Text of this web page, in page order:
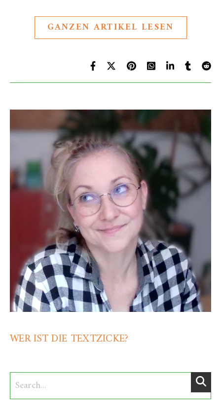
GANZEN ARTIKEL LESEN
WER IST DIE TEXTZICKE?